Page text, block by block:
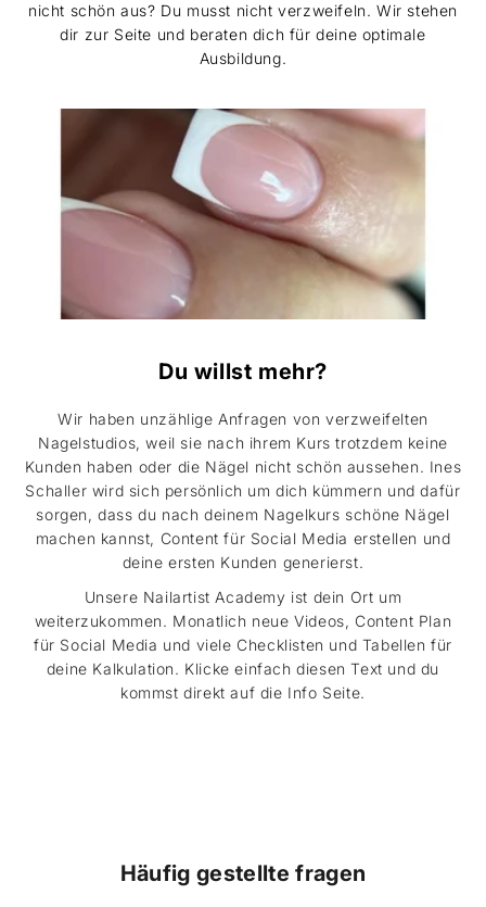
nicht schön aus? Du musst nicht verzweifeln. Wir stehen
dir zur Seite und beraten dich für deine optimale
Ausbildung.
Du willst mehr?
Wir haben unzählige Anfragen von verzweifelten
Nagelstudios, weil sie nach ihrem Kurs trotzdem keine
Kunden haben oder die Nägel nicht schön aussehen. Ines
Schaller wird sich persönlich um dich kümmern und dafür
sorgen, dass du nach deinem Nagelkurs schöne Nägel
machen kannst, Content für Social Media erstellen und
deine ersten Kunden generierst.
Unsere Nailartist Academy ist dein Ort um
weiterzukommen. Monatlich neue Videos, Content Plan
für Social Media und viele Checklisten und Tabellen für
deine Kalkulation. Klicke einfach diesen Text und du
kommst direkt auf die Info Seite.
Häufig gestellte fragen